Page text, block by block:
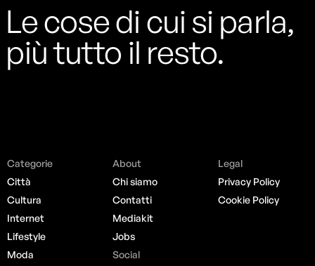
Le cose di cui si parla,
più tutto il resto.
Categorie
Città
Cultura
Internet
Lifestyle
Moda
About
Chi siamo
Contatti
Mediakit
Jobs
Social
Legal
Privacy Policy
Cookie Policy